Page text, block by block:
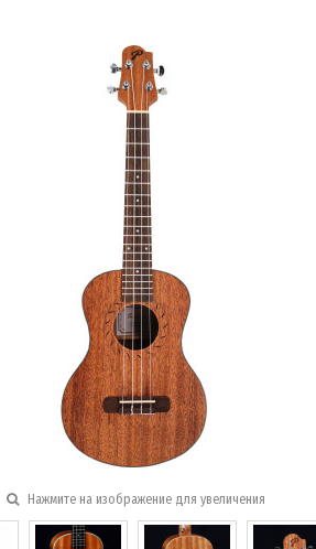
Нажмите на изображение для увеличения